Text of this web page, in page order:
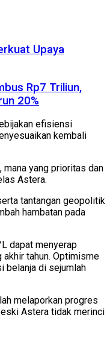
Upaya
Rp7 Triliun,
20%
efisiensi
kembali
mana yang prioritas dan
Astera.
tantangan geopolitik
hambatan pada
dapat menyerap
akhir tahun. Optimisme
belanja di sejumlah
melaporkan progres
Astera tidak merinci